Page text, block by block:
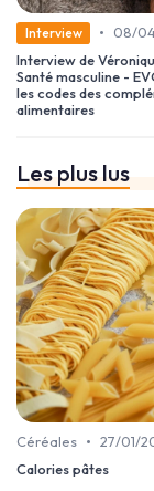
Interview •
08/
Interview de
Santé masculine -
les codes des
alimentaires
Les plus lus
Céréales • 27/01/
Calories pâtes